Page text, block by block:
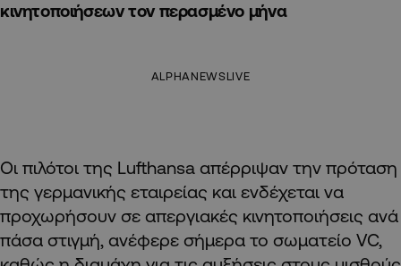
κινητοποιήσεων τον περασμένο μήνα
ALPHANEWSLIVE
Οι πιλότοι της Lufthansa απέρριψαν την πρόταση
της γερμανικής εταιρείας και ενδέχεται να
προχωρήσουν σε απεργιακές κινητοποιήσεις ανά
πάσα στιγμή, ανέφερε σήμερα το σωματείο VC,